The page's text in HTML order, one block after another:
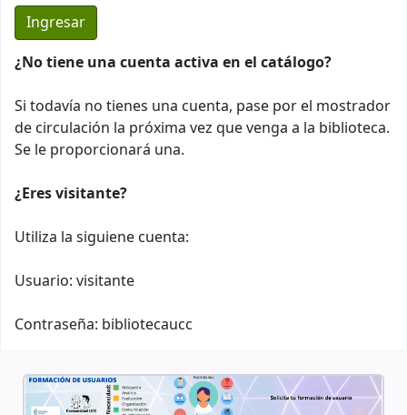
¿No tiene una cuenta activa en el catálogo?
Si todavía no tienes una cuenta, pase por el mostrador
de circulación la próxima vez que venga a la biblioteca.
Se le proporcionará una.
¿Eres visitante?
Utiliza la siguiene cuenta:
Usuario: visitante
Contraseña: bibliotecaucc